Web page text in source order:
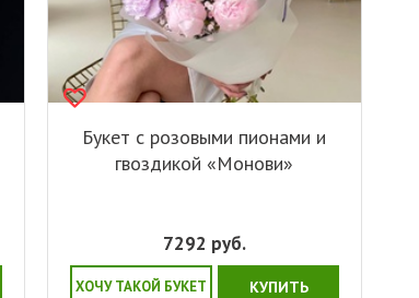
Букет с розовыми пионами и
гвоздикой «Монови»
7292 руб.
ХОЧУ ТАКОЙ БУКЕТ КУПИТЬ